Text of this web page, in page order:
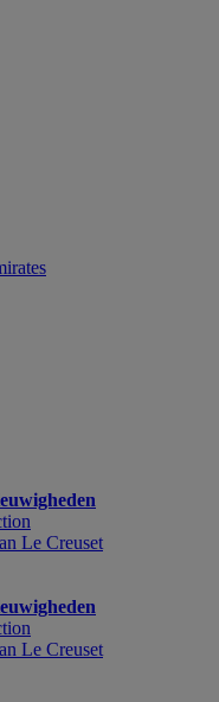
Le Creuset
Le Creuset